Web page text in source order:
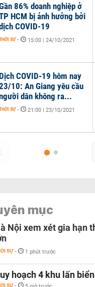
86% doanh nghiệp ở
HCM bị ảnh hưởng bởi
COVID-19
SỰ - 15:00 | 24/10/2021
Dịch COVID-19 hôm nay
10: An Giang yêu cầu
dân không ra...
SỰ - 21:00 | 23/10/2021
mục
Nội xem xét gia hạn
SỰ - 1 phút trước
hoạch 4 khu lấn
SỰ -